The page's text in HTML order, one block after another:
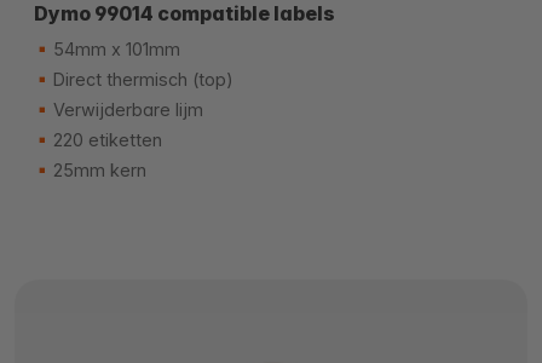
Dymo 99014 compatible labels
54mm x 101mm
Direct thermisch (top)
Verwijderbare lijm
220 etiketten
25mm kern